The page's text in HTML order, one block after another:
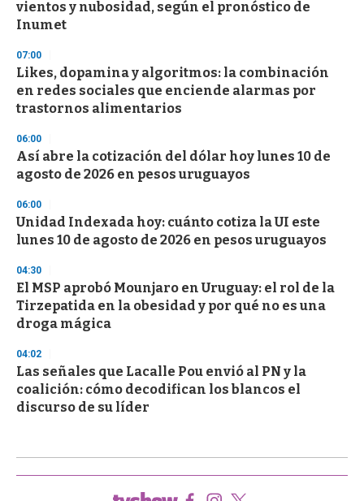
vientos y nubosidad, según el pronóstico de
Inumet
07:00
Likes, dopamina y algoritmos: la combinación
en redes sociales que enciende alarmas por
trastornos alimentarios
06:00
Así abre la cotización del dólar hoy lunes 10 de
agosto de 2026 en pesos uruguayos
06:00
Unidad Indexada hoy: cuánto cotiza la UI este
lunes 10 de agosto de 2026 en pesos uruguayos
04:30
El MSP aprobó Mounjaro en Uruguay: el rol de la
Tirzepatida en la obesidad y por qué no es una
droga mágica
04:02
Las señales que Lacalle Pou envió al PN y la
coalición: cómo decodifican los blancos el
discurso de su líder